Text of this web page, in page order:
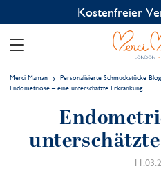
Kostenfreier
Merci Maman
Personalisierte Schmuckstücke Blog
Endometriose – eine unterschätzte Erkrankung